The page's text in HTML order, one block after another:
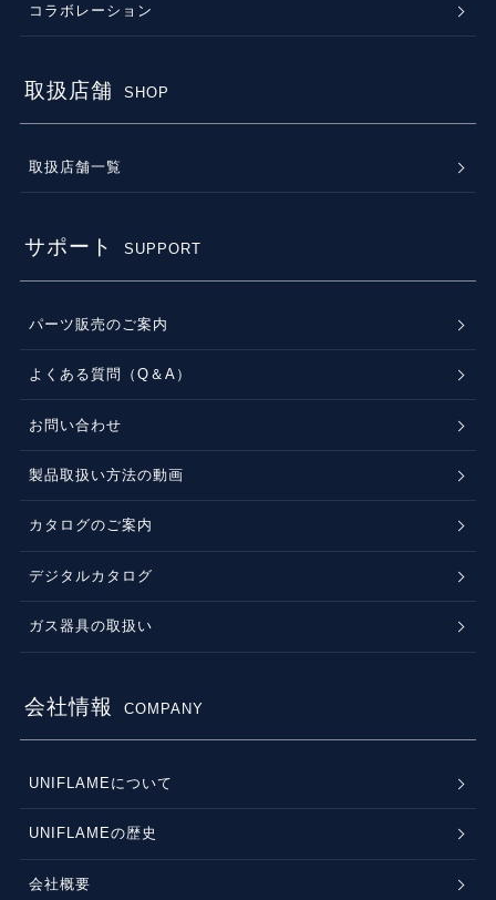
コラボレーション
取扱店舗 SHOP
取扱店舗一覧
サポート SUPPORT
パーツ販売のご案内
よくある質問（Q＆A）
お問い合わせ
製品取扱い方法の動画
カタログのご案内
デジタルカタログ
ガス器具の取扱い
会社情報 COMPANY
UNIFLAMEについて
UNIFLAMEの歴史
会社概要